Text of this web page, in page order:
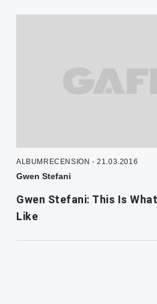
ALBUMRECENSION - 21.03.2016
Gwen Stefani
Gwen Stefani: This Is
Like